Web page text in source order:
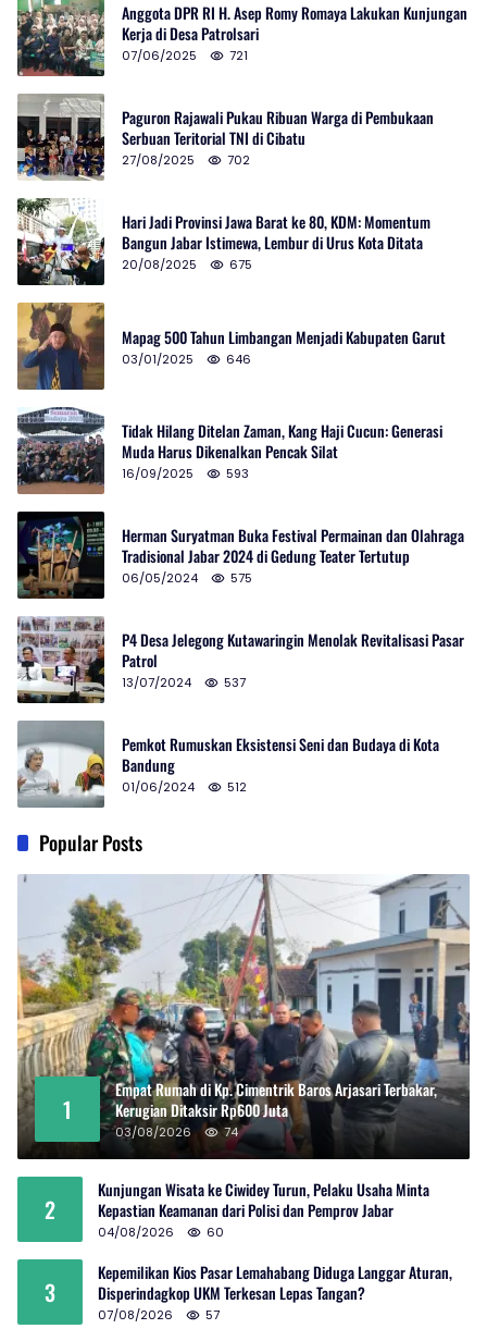
Anggota DPR RI H. Asep Romy Romaya Lakukan Kunjungan
Kerja di Desa Patrolsari
07/06/2025 721
Paguron Rajawali Pukau Ribuan Warga di Pembukaan
Serbuan Teritorial TNI di Cibatu
27/08/2025 702
Hari Jadi Provinsi Jawa Barat ke 80, KDM: Momentum
Bangun Jabar Istimewa, Lembur di Urus Kota Ditata
20/08/2025 675
Mapag 500 Tahun Limbangan Menjadi Kabupaten Garut
03/01/2025 646
Tidak Hilang Ditelan Zaman, Kang Haji Cucun: Generasi
Muda Harus Dikenalkan Pencak Silat
16/09/2025 593
Herman Suryatman Buka Festival Permainan dan Olahraga
Tradisional Jabar 2024 di Gedung Teater Tertutup
06/05/2024 575
P4 Desa Jelegong Kutawaringin Menolak Revitalisasi Pasar
Patrol
13/07/2024 537
Pemkot Rumuskan Eksistensi Seni dan Budaya di Kota
Bandung
01/06/2024 512
Popular Posts
1
Empat Rumah di Kp. Cimentrik Baros Arjasari Terbakar,
Kerugian Ditaksir Rp600 Juta
03/08/2026 74
2
Kunjungan Wisata ke Ciwidey Turun, Pelaku Usaha Minta
Kepastian Keamanan dari Polisi dan Pemprov Jabar
04/08/2026 60
3
Kepemilikan Kios Pasar Lemahabang Diduga Langgar Aturan,
Disperindagkop UKM Terkesan Lepas Tangan?
07/08/2026 57